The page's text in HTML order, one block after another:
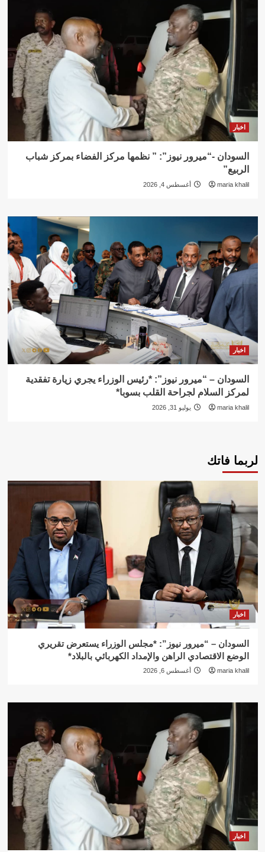
اخبار
السودان -“ميرور نيوز”: ” نظمها مركز الفضاء بمركز شباب
الربيع”
maria khalil أغسطس 4, 2026
اخبار
السودان – “ميرور نيوز”: *رئيس الوزراء يجري زيارة تفقدية
لمركز السلام لجراحة القلب بسوبا*
maria khalil يوليو 31, 2026
لربما فاتك
اخبار
السودان – “ميرور نيوز”: *مجلس الوزراء يستعرض تقريري
الوضع الاقتصادي الراهن والإمداد الكهربائي بالبلاد*
maria khalil أغسطس 6, 2026
اخبار